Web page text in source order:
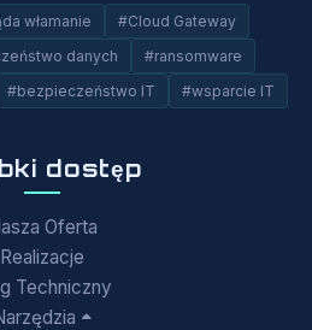
włamanie
#Cloud Gateway
danych
#ransomware
#bezpieczeństwo IT #wsparcie IT
dostęp
Oferta
Realizacje
Techniczny